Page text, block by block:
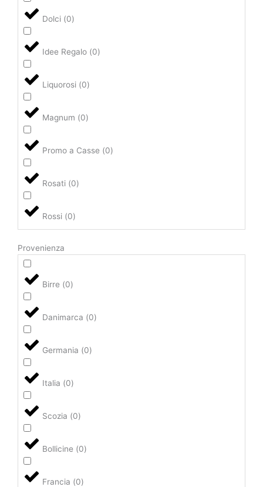
Dolci (0)
Idee Regalo (0)
Liquorosi (0)
Magnum (0)
Promo a Casse (0)
Rosati (0)
Rossi (0)
Provenienza
Birre (0)
Danimarca (0)
Germania (0)
Italia (0)
Scozia (0)
Bollicine (0)
Francia (0)